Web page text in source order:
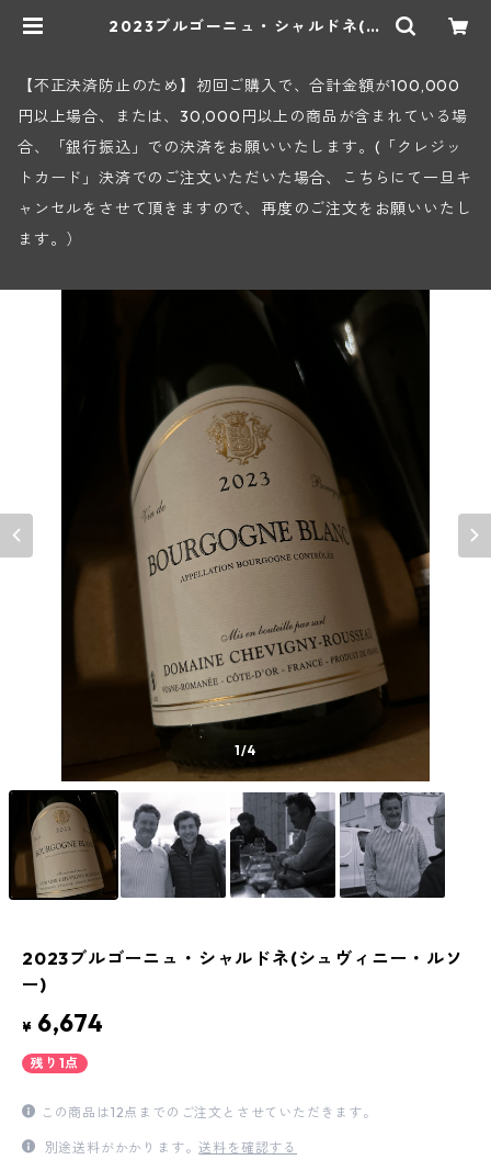
2023ブルゴーニュ・シャルドネ(シ
【不正決済防止のため】初回ご購入で、合計金額が100,000
円以上場合、または、30,000円以上の商品が含まれている場
合、「銀行振込」での決済をお願いいたします。(「クレジッ
トカード」決済でのご注文いただいた場合、こちらにて一旦キ
ャンセルをさせて頂きますので、再度のご注文をお願いいたし
ます。）
1/4
2023ブルゴーニュ・シャルドネ(シュヴィニー・ルソ
ー)
¥ 6,674
残り1点
この商品は12点までのご注文とさせていただきます。
別途送料がかかります。送料を確認する